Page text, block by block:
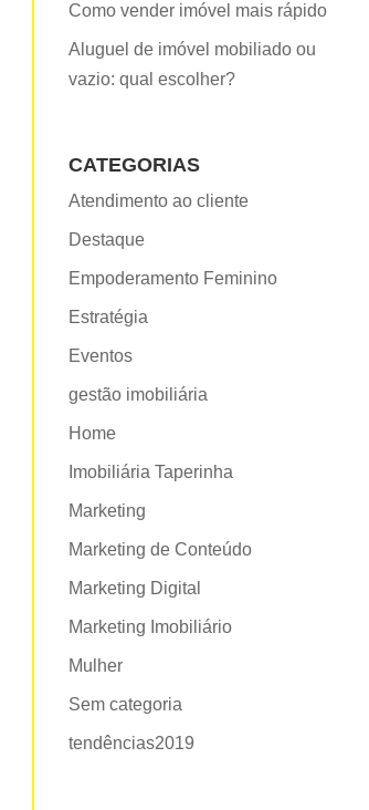
Como vender imóvel mais rápido
Aluguel de imóvel mobiliado ou
vazio: qual escolher?
CATEGORIAS
Atendimento ao cliente
Destaque
Empoderamento Feminino
Estratégia
Eventos
gestão imobiliária
Home
Imobiliária Taperinha
Marketing
Marketing de Conteúdo
Marketing Digital
Marketing Imobiliário
Mulher
Sem categoria
tendências2019